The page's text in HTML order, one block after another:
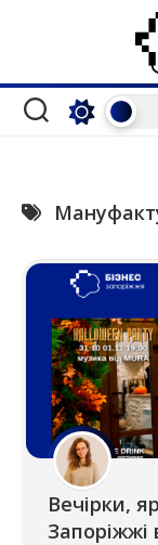
Вечірки,
Запоріжжі